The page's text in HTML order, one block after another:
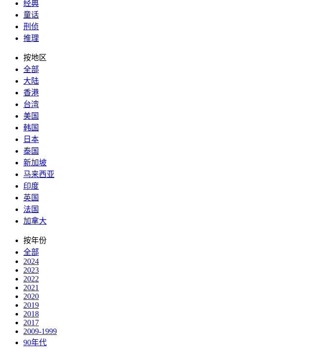
经典
童话
刑侦
推理
按地区
全部
大陆
香港
台湾
美国
韩国
日本
泰国
新加坡
马来西亚
印度
英国
法国
加拿大
按年份
全部
2024
2023
2022
2021
2020
2019
2018
2017
2009-1999
90年代